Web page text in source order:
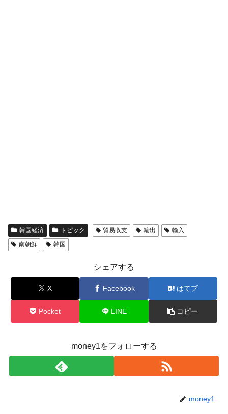
韓国経済 トピック 貿易収支 輸出
輸入
南朝鮮
韓国
シェアする
X Facebook はてブ
Pocket LINE コピー
money1をフォローする
money1